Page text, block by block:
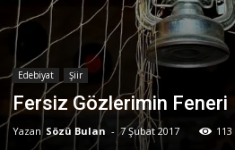
Edebiyat Şiir
Fersiz Gözlerimin Feneri
Yazan Sözü Bulan - 7 Şubat 2017 113